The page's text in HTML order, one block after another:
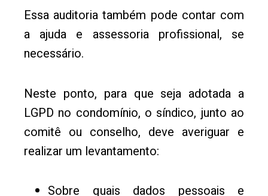
Essa auditoria também pode contar com
a ajuda e assessoria profissional, se
necessário.
Neste ponto, para que seja adotada a
LGPD no condomínio, o síndico, junto ao
comitê ou conselho, deve averiguar e
realizar um levantamento:
Sobre quais dados pessoais e